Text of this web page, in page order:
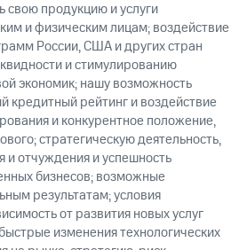
свою продукцию и услуги
и физическим лицам; воздействие
России, США и других стран
и стимулированию
экономик; нашу возможность
кредитный рейтинг и воздействие
и конкурентное положение,
стратегическую деятельность,
и отчуждения и успешность
бизнесов; возможные
результатам; условия
от развития новых услуг
изменения технологических